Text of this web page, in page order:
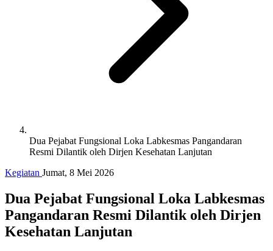
Dua Pejabat Fungsional Loka Labkesmas Pangandaran
Resmi Dilantik oleh Dirjen Kesehatan Lanjutan
Kegiatan Jumat, 8 Mei 2026
Dua Pejabat Fungsional Loka Labkesmas
Pangandaran Resmi Dilantik oleh Dirjen
Kesehatan Lanjutan